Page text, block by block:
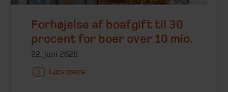
Forhøjelse af boafgift til 30
procent for boer over 10 mio.
22. juni 2026
Læs mere